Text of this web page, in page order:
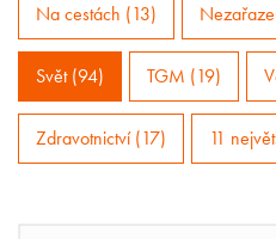
Na cestách (13)
Svět (94) TGM (19)
Zdravotnictví (17) 11